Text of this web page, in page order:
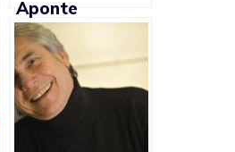
Aponte
Martinez:
“Ricky Martin
deve smetterla
di promuovere
l’omosessualità